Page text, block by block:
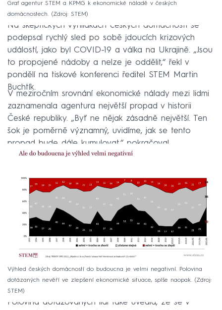
Graf agentur STEM a KPMG k ekonomické náladě v českých
domácnostech.
Zdroj: STEM
Na skeptických vyhlídkách českých domácností se
podepsal rychlý sled po sobě jdoucích krizových
událostí, jako byl COVID-19 a válka na Ukrajině. „Jsou
to propojené nádoby a nelze je oddělit,“ řekl v
pondělí na tiskové konferenci ředitel STEM Martin
Buchtík.
V meziročním srovnání ekonomické nálady mezi lidmi
zaznamenala agentura největší propad v historii
České republiky. „Byť ne nějak zásadně největší. Ten
šok je poměrně významný, uvidíme, jak se tento
propad bude dále kumulovat,“ pokračoval.
Výhled českých domácností do budoucna je velmi negativní. Polovina
dotázaných nevěří ve zlepšení ekonomické situace, spíše naopak.
Zdroj:
STEM
Polovina dotazovaných lidí také uvedla, že se v